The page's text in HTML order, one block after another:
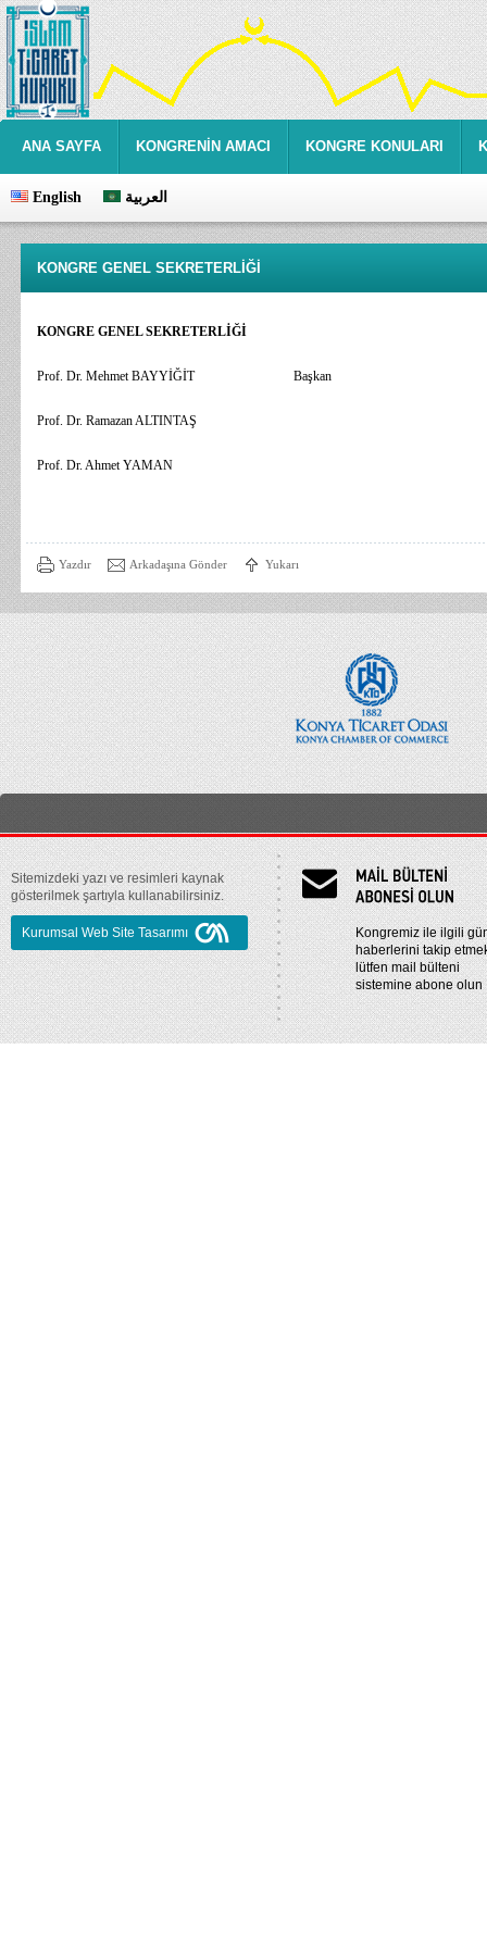
ANA SAYFA KONGRENİN AMACI KONGRE KONULARI
English العربية
KONGRE GENEL SEKRETERLİĞİ
KONGRE GENEL SEKRETERLİĞİ
Prof. Dr. Mehmet BAYYİĞİT Başkan
Prof. Dr. Ramazan ALTINTAŞ
Prof. Dr. Ahmet YAMAN
Yazdır Arkadaşına Gönder Yukarı
Sitemizdeki yazı ve resimleri kaynak
gösterilmek şartıyla kullanabilirsiniz.
Kurumsal Web Site Tasarımı
Kongremiz ile ilgili
haberlerini takip
lütfen mail bülteni
sistemine abone olun